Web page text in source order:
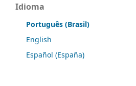
Idioma
Português (Brasil)
English
Español (España)